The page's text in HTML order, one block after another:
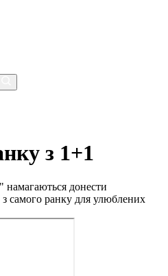
з 1+1
намагаються донести
самого ранку для улюблених